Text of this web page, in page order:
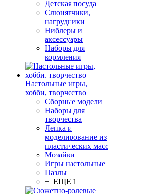
Детская посуда
Слюнявчики,
нагрудники
Ниблеры и
аксессуары
Наборы для
кормления
Настольные игры,
хобби, творчество
Сборные модели
Наборы для
творчества
Лепка и
моделирование из
пластических масс
Мозайки
Игры настольные
Пазлы
+ ЕЩЕ 1